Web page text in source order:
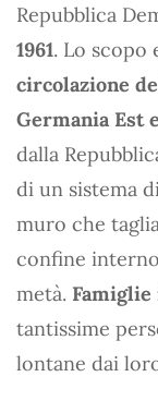
Repubblica
1961. Lo scopo
circolazione
Germania Est
dalla
di un sistema
muro che
confine
metà.
tantissime
lontane dai